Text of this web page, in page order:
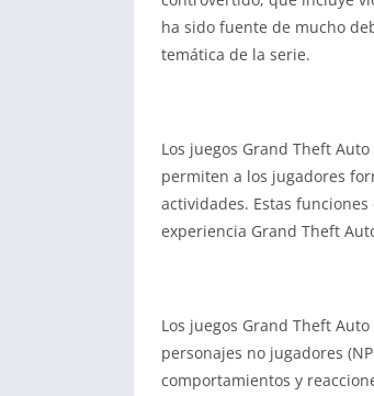
ha sido fuente de mucho
temática de la serie.
Los juegos Grand Theft
permiten a los jugadores
actividades. Estas
experiencia Grand Theft
Los juegos Grand Theft
personajes no jugadores
comportamientos y